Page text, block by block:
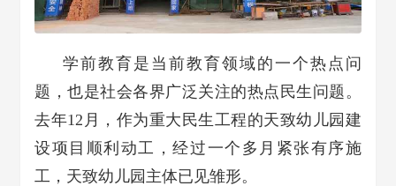
学前教育是当前教育领域的一个热点问
题，也是社会各界广泛关注的热点民生问题。
去年12月，作为重大民生工程的天致幼儿园建
设项目顺利动工，经过一个多月紧张有序施
工，天致幼儿园主体已见雏形。